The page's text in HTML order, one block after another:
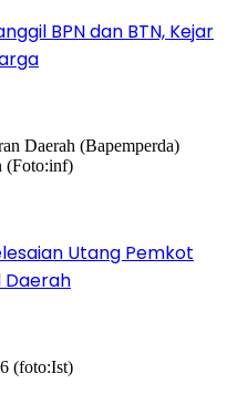
BPN dan BTN, Kejar
Utang Pemkot
Daerah